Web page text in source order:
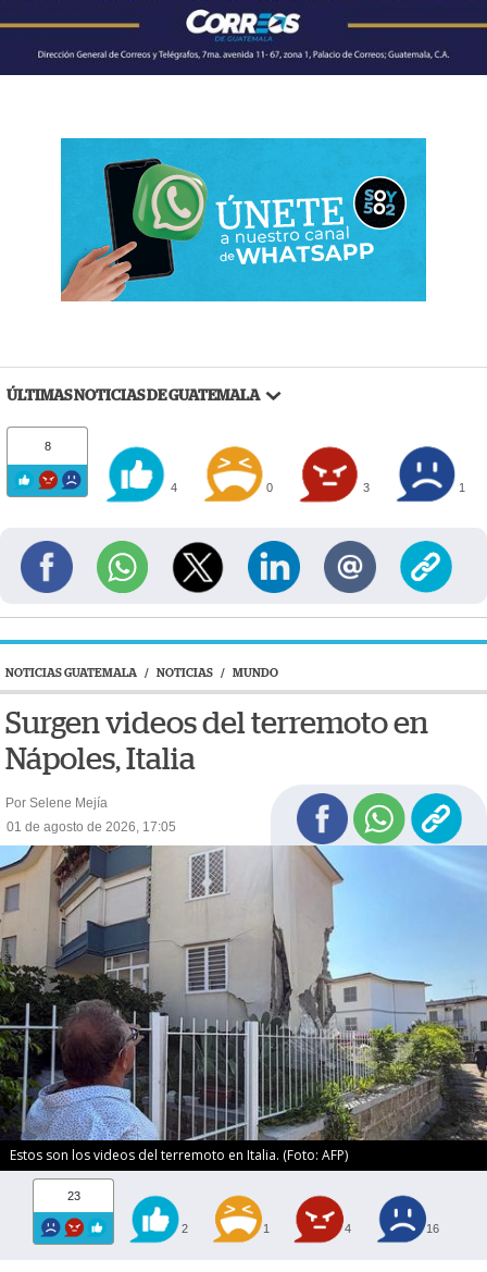
ÚLTIMAS NOTICIAS DE GUATEMALA
8
4 0 3 1
NOTICIAS GUATEMALA / NOTICIAS / MUNDO
Surgen videos del terremoto en
Nápoles, Italia
Por Selene Mejía
01 de agosto de 2026, 17:05
Estos son los videos del terremoto en Italia. (Foto: AFP)
23
2 1 4 16